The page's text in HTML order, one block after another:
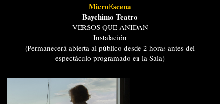
MicroEscena
Baychimo Teatro
VERSOS QUE ANIDAN
Instalación
(Permanecerá abierta al público desde 2 horas antes del
espectáculo programado en la Sala)